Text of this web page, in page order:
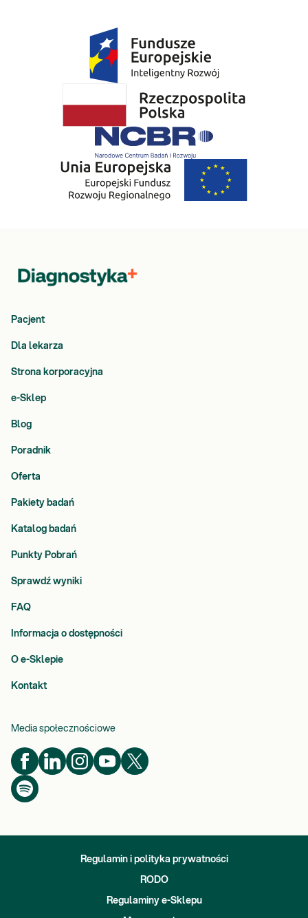
Pacjent
Dla lekarza
Strona korporacyjna
e-Sklep
Blog
Poradnik
Oferta
Pakiety badań
Katalog badań
Punkty Pobrań
Sprawdź wyniki
FAQ
Informacja o dostępności
O e-Sklepie
Kontakt
Media społecznościowe
Regulamin i polityka prywatności
RODO
Regulaminy e-Sklepu